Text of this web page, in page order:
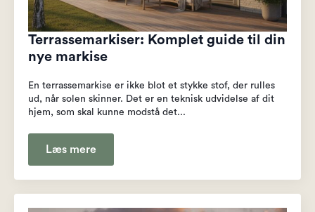
Terrassemarkiser: Komplet guide til din
nye markise
En terrassemarkise er ikke blot et stykke stof, der rulles
ud, når solen skinner. Det er en teknisk udvidelse af dit
hjem, som skal kunne modstå det...
Læs mere